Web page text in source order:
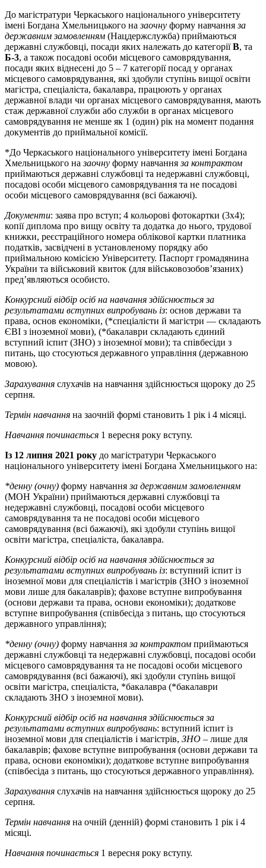
До магістратури Черкаського національного університету
імені Богдана Хмельницького назаочну форму навчанняза
державним замовленням (Нацдержслужба) приймаються
державні службовці, посади яких належать до категоріїВ, та
Б-3, а також посадові особи місцевого самоврядування,
посади яких віднесені до 5 – 7 категорії посад у органах
місцевого самоврядування, які здобули ступінь вищої освіти
магістра, спеціаліста, бакалавра, працюють у органах
державної влади чи органах місцевого самоврядування, мають
стаж державної служби або служби в органах місцевого
самоврядування не менше як 1 (один) рік на момент подання
документів до приймальної комісії.
*До Черкаського національного університету імені Богдана
Хмельницького назаочну форму навчанняза контрактом
приймаються державні службовці та недержавні службовці,
посадові особи місцевого самоврядування та не посадові
особи місцевого самоврядування (всі бажаючі).
Документи: заява про вступ; 4 кольорові фотокартки (3х4);
копії диплома про вищу освіту та додатка до нього, трудової
книжки, реєстраційного номера облікової картки платника
податків, засвідчені в установленому порядку або
приймальною комісією Університету. Паспорт громадянина
України та військовий квиток (для військовозобов’язаних)
пред’являються особисто.
Конкурсний відбір осіб на навчання здійснюється за
результатами вступних випробувань із: основ держави та
права, основ економіки, (*спеціалісти й магістри — складають
ЄВІ з іноземної мови), (*бакалаври складають єдиний
вступний іспит (ЗНО) з іноземної мови); та співбесіди з
питань, що стосуються державного управління (державною
мовою).
Зарахування слухачів на навчання здійснюється щороку до 25
серпня.
Термін навчання на заочній формі становить 1 рік і 4 місяці.
Навчання починається 1 вересня року вступу.
Із 12 липня 2021 року до магістратури Черкаського
національного університету імені Богдана Хмельницького на:
*денну (очну) форму навчанняза державним замовленням
(МОН України) приймаються державні службовці та
недержавні службовці, посадові особи місцевого
самоврядування та не посадові особи місцевого
самоврядування (всі бажаючі), які здобули ступінь вищої
освіти магістра, спеціаліста, бакалавра.
Конкурсний відбір осіб на навчання здійснюється за
результатами вступних випробувань із: вступний іспит із
іноземної мови для спеціалістів і магістрів (ЗНО з іноземної
мови лише для бакалаврів); фахове вступне випробування
(основи держави та права, основи економіки); додаткове
вступне випробування (співбесіда з питань, що стосуються
державного управління);
*денну (очну) форму навчанняза контрактом приймаються
державні службовці та недержавні службовці, посадові особи
місцевого самоврядування та не посадові особи місцевого
самоврядування (всі бажаючі), які здобули ступінь вищої
освіти магістра, спеціаліста, *бакалавра (*бакалаври
складають ЗНО з іноземної мови).
Конкурсний відбір осіб на навчання здійснюється за
результатами вступних випробувань: вступний іспит із
іноземної мови для спеціалістів і магістрів, ЗНО – лише для
бакалаврів; фахове вступне випробування (основи держави та
права, основи економіки); додаткове вступне випробування
(співбесіда з питань, що стосуються державного управління).
Зарахування слухачів на навчання здійснюється щороку до 25
серпня.
Термін навчання на очній (денній) формі становить 1 рік і 4
місяці.
Навчання починається 1 вересня року вступу.